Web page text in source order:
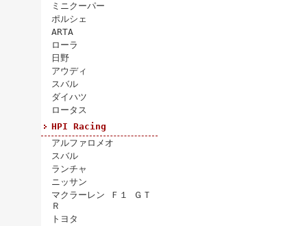
ミニクーパー
ポルシェ
ARTA
ローラ
日野
アウディ
スバル
ダイハツ
ロータス
HPI Racing
アルファロメオ
スバル
ランチャ
ニッサン
マクラーレン Ｆ１ ＧＴ
Ｒ
トヨタ